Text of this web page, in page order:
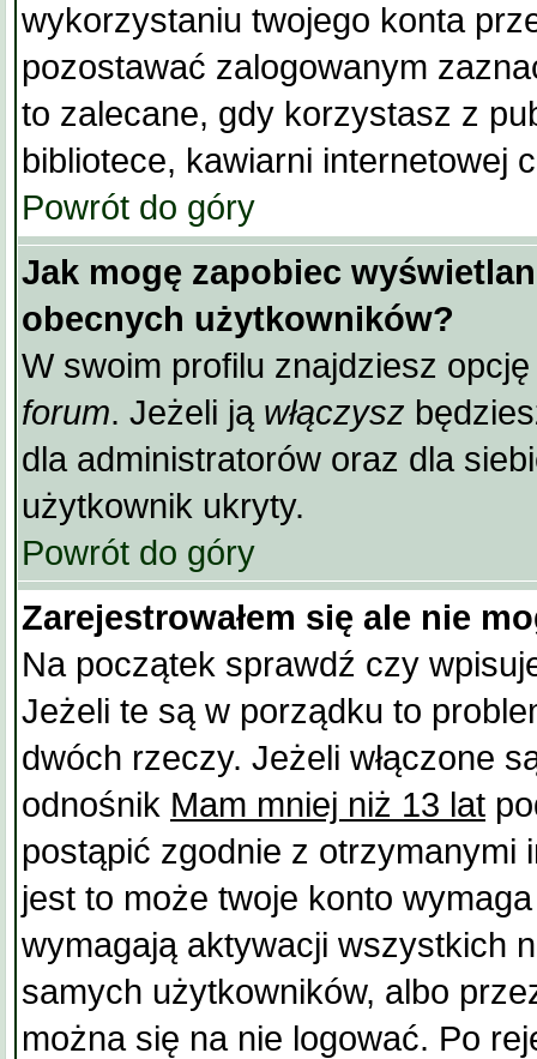
wykorzystaniu twojego konta
pozostawać zalogowanym
to zalecane, gdy korzystasz z
bibliotece, kawiarni internetowej
Powrót do góry
Jak mogę zapobiec
obecnych użytkowników?
W swoim profilu znajdziesz
forum. Jeżeli ją włączysz
dla administratorów oraz dla
użytkownik ukryty.
Powrót do góry
Zarejestrowałem się ale nie
Na początek sprawdź czy
Jeżeli te są w porządku to
dwóch rzeczy. Jeżeli włączone
odnośnik Mam mniej niż 13 lat
postąpić zgodnie z otrzymanymi
jest to może twoje konto
wymagają aktywacji wszystkich
samych użytkowników, albo
można się na nie logować. Po